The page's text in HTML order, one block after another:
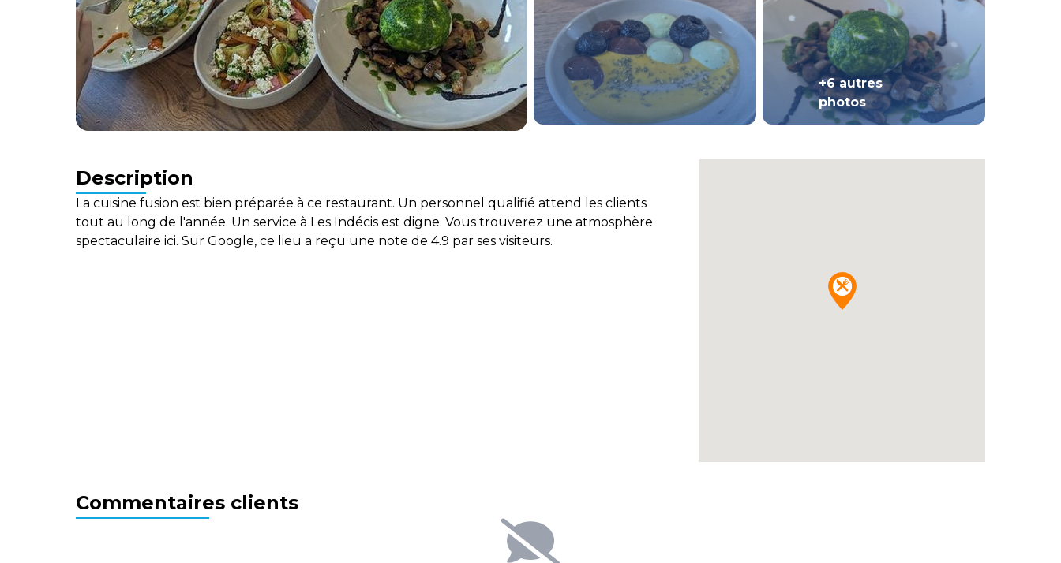
+6 autres
photos
Description
La cuisine fusion est bien préparée à ce restaurant. Un personnel qualifié attend les clients
tout au long de l'année. Un service à Les Indécis est digne. Vous trouverez une atmosphère
spectaculaire ici. Sur Google, ce lieu a reçu une note de 4.9 par ses visiteurs.
Commentaires clients